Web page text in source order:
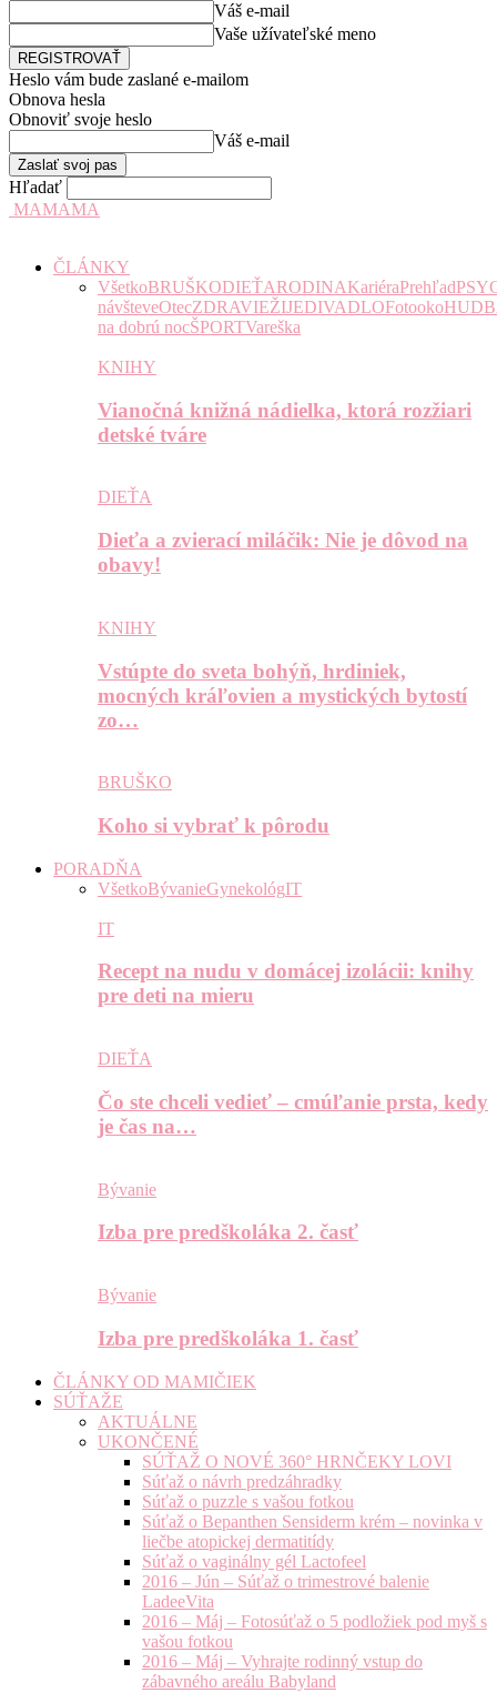
Váš e-mail
Vaše užívateľské meno
Heslo vám bude zaslané e-mailom
Obnova hesla
Obnoviť svoje heslo
Váš e-mail
Hľadať
MAMAMA
ČLÁNKY
VšetkoBRUŠKODIEŤARODINAKariéraPrehľad
návšteveOtecZDRAVIEŽIJEDIVADLOFotooko
na dobrú nocŠPORTVareška
KNIHY
Vianočná knižná nádielka, ktorá rozžiari
detské tváre
DIEŤA
Dieťa a zvierací miláčik: Nie je dôvod na
obavy!
KNIHY
Vstúpte do sveta bohýň, hrdiniek,
mocných kráľovien a mystických bytostí
zo…
BRUŠKO
Koho si vybrať k pôrodu
PORADŇA
VšetkoBývanieGynekológIT
IT
Recept na nudu v domácej izolácii: knihy
pre deti na mieru
DIEŤA
Čo ste chceli vedieť – cmúľanie prsta, kedy
je čas na…
Bývanie
Izba pre predškoláka 2. časť
Bývanie
Izba pre predškoláka 1. časť
ČLÁNKY OD MAMIČIEK
SÚŤAŽE
AKTUÁLNE
UKONČENÉ
SÚŤAŽ O NOVÉ 360° HRNČEKY LOVI
Súťaž o návrh predzáhradky
Súťaž o puzzle s vašou fotkou
Súťaž o Bepanthen Sensiderm krém – novinka v
liečbe atopickej dermatitídy
Súťaž o vaginálny gél Lactofeel
2016 – Jún – Súťaž o trimestrové balenie
LadeeVita
2016 – Máj – Fotosúťaž o 5 podložiek pod myš s
vašou fotkou
2016 – Máj – Vyhrajte rodinný vstup do
zábavného areálu Babyland